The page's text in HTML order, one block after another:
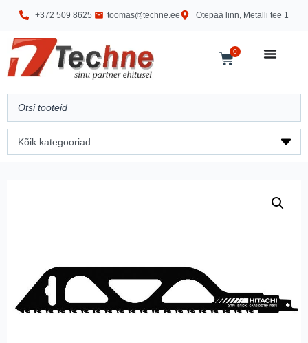
+372 509 8625 toomas@techne.ee Otepää linn, Metalli tee 1
0